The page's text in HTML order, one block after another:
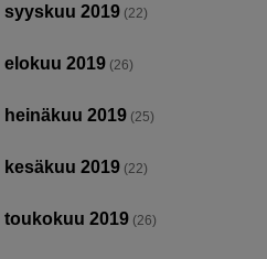
syyskuu 2019 (22)
elokuu 2019 (26)
heinäkuu 2019 (25)
kesäkuu 2019 (22)
toukokuu 2019 (26)